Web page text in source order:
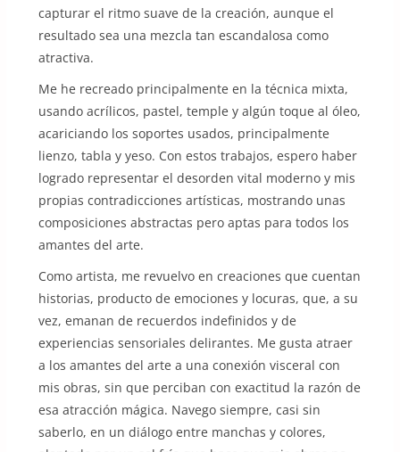
capturar el ritmo suave de la creación, aunque el
resultado sea una mezcla tan escandalosa como
atractiva.
Me he recreado principalmente en la técnica mixta,
usando acrílicos, pastel, temple y algún toque al óleo,
acariciando los soportes usados, principalmente
lienzo, tabla y yeso. Con estos trabajos, espero haber
logrado representar el desorden vital moderno y mis
propias contradicciones artísticas, mostrando unas
composiciones abstractas pero aptas para todos los
amantes del arte.
Como artista, me revuelvo en creaciones que cuentan
historias, producto de emociones y locuras, que, a su
vez, emanan de recuerdos indefinidos y de
experiencias sensoriales delirantes. Me gusta atraer
a los amantes del arte a una conexión visceral con
mis obras, sin que perciban con exactitud la razón de
esa atracción mágica. Navego siempre, casi sin
saberlo, en un diálogo entre manchas y colores,